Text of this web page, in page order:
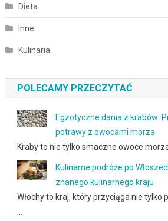
Dieta
Inne
Kulinaria
POLECAMY PRZECZYTAĆ
Egzotyczne dania z krabów:
potrawy z owocami morza
Kraby to nie tylko smaczne owoce
Kulinarne podróże po
znanego kulinarnego kraju
Włochy to kraj, który przyciąga nie tylko